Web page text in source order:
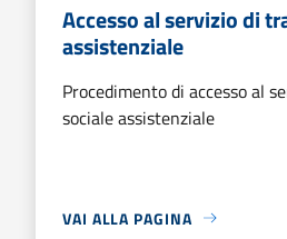
Accesso al servizio di
assistenziale
Procedimento di accesso al
sociale assistenziale
VAI ALLA PAGINA